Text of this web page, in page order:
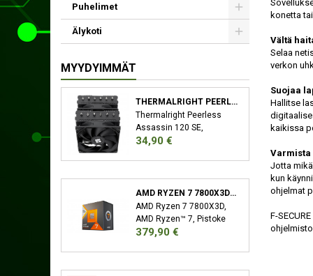
Puhelimet
Älykoti
MYYDYIMMÄT
THERMALRIGHT PEERLESS ASSASSIN 120 SE SUORITIN JÄÄHDYTYSLEVY/JÄÄHDYTIN 12 CM MUSTA
Thermalright Peerless
Assassin 120 SE,
Jäähdytyslevy/jäähdytin,
Hinta
34,90 €
AMD RYZEN 7 7800X3D SUORITIN 4,2 GHZ 96 MB L3 LAATIKKO
AMD Ryzen 7 7800X3D,
AMD Ryzen™ 7, Pistoke
AM5, 5 nm, AMD,
Hinta
379,90 €
konetta
Vältä
Selaa
verkon
Suojaa
Hallitse
kaikissa
Varmista
Jotta
kun
ohjelmat
F-